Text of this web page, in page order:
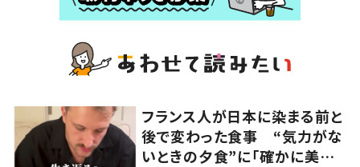
フランス人が日本に染まる前と
後で変わった食事 “気力がな
いときの夕食”に「確かに美味